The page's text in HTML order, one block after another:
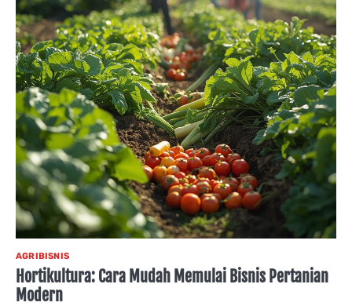
AGRIBISNIS
Hortikultura: Cara Mudah Memulai Bisnis Pertanian
Modern